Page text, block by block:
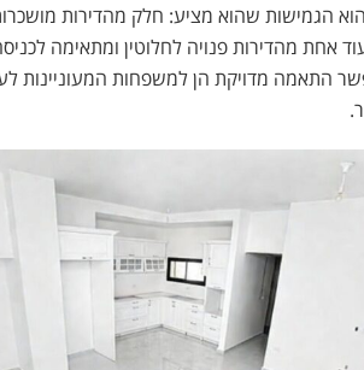
הגמישות שהוא מציע: חלק מהדירות
מהדירות פנויה לחלוטין ומתאימה
התאמה מדויקת הן למשפחות המעוניינות